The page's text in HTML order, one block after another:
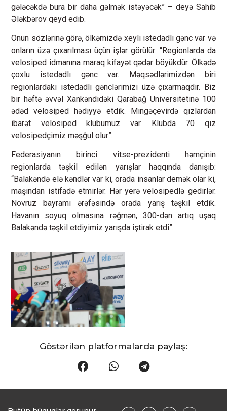
gələcəkdə bura bir daha gəlmək istəyəcək” – deyə Sahib
Ələkbərov qeyd edib.
Onun sözlərinə görə, ölkəmizdə xeyli istedadlı gənc var və
onların üzə çıxarılması üçün işlər görülür: “Regionlarda da
velosiped idmanına maraq kifayət qədər böyükdür. Ölkədə
çoxlu istedadlı gənc var. Məqsədlərimizdən biri
regionlardakı istedadlı gənclərimizi üzə çıxarmaqdır. Biz
bir həftə əvvəl Xankəndidəki Qarabağ Universitetinə 100
ədəd velosiped hədiyyə etdik. Mingəçevirdə qızlardan
ibarət velosiped klubumuz var. Klubda 70 qız
velosipedçimiz məşğul olur”.
Federasiyanın birinci vitse-prezidenti həmçinin
regionlarda təşkil edilən yarışlar haqqında danışıb:
“Balakəndə elə kəndlər var ki, orada insanlar demək olar ki,
maşından istifadə etmirlər. Hər yerə velosipedlə gedirlər.
Novruz bayramı ərəfəsində orada yarış təşkil etdik.
Havanın soyuq olmasına rəğmən, 300-dən artıq uşaq
Balakəndə təşkil etdiyimiz yarışda iştirak etdi”.
Göstərilən platformalarda paylaş: